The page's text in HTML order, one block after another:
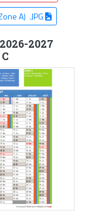
A) .JPG
2027